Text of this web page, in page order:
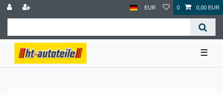
EUR 0 0,00 EUR
☰